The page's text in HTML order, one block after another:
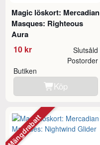
Magic löskort: Mercadian
Masques: Righteous
Aura
10 kr Slutsåld
Butiken
Postorder
Köp
Mängdrabatt